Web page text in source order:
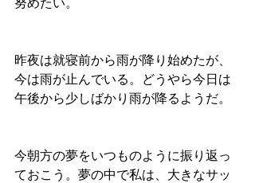
努めたい。
昨夜は就寝前から雨が降り始めたが、
今は雨が止んでいる。どうやら今日は
午後から少しばかり雨が降るようだ。
今朝方の夢をいつものように振り返っ
ておこう。夢の中で私は、大きなサッ